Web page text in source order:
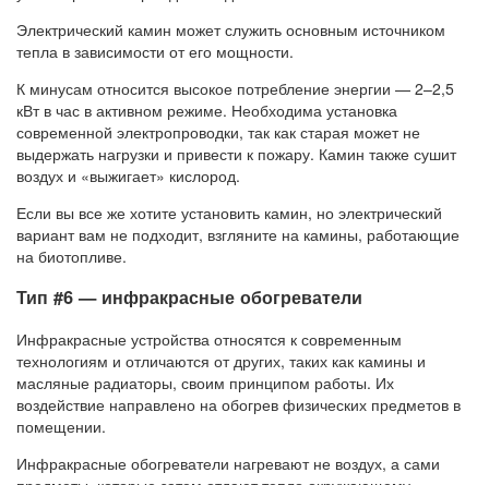
Электрический камин может служить основным источником
тепла в зависимости от его мощности.
К минусам относится высокое потребление энергии — 2–2,5
кВт в час в активном режиме. Необходима установка
современной электропроводки, так как старая может не
выдержать нагрузки и привести к пожару. Камин также сушит
воздух и «выжигает» кислород.
Если вы все же хотите установить камин, но электрический
вариант вам не подходит, взгляните на камины, работающие
на биотопливе.
Тип #6 — инфракрасные обогреватели
Инфракрасные устройства относятся к современным
технологиям и отличаются от других, таких как камины и
масляные радиаторы, своим принципом работы. Их
воздействие направлено на обогрев физических предметов в
помещении.
Инфракрасные обогреватели нагревают не воздух, а сами